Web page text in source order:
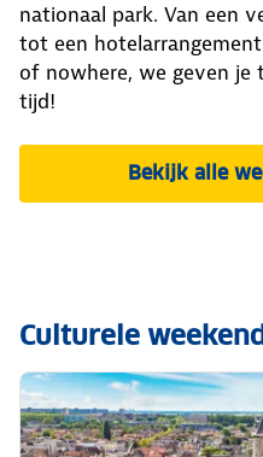
nationaal park. Van een
tot een
of nowhere, we geven je
tijd!
Bekijk alle
Culturele